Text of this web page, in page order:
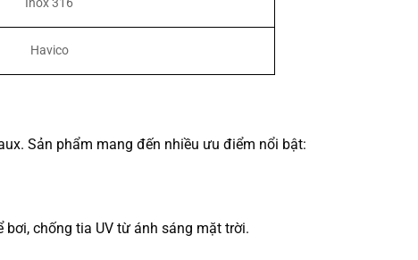
Inox 316
Havico
Sản phẩm mang đến nhiều ưu điểm nổi bật:
chống tia UV từ ánh sáng mặt trời.